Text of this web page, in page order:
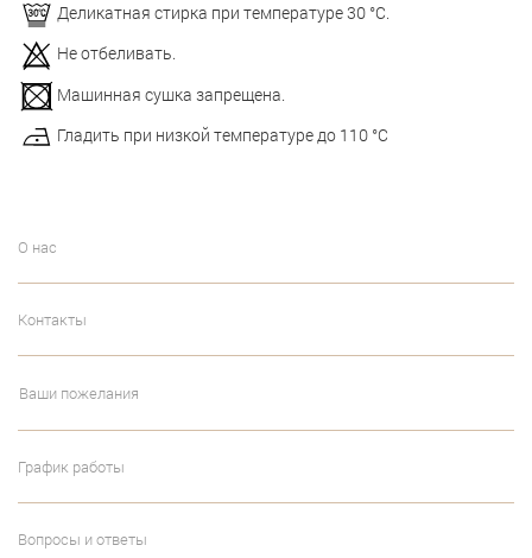
Деликатная стирка при температуре 30 °С.
Не отбеливать.
Машинная сушка запрещена.
Гладить при низкой температуре до 110 °С
О нас
Контакты
Ваши пожелания
График работы
Вопросы и ответы